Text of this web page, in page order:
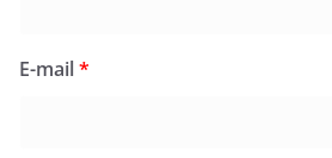
E-mail*